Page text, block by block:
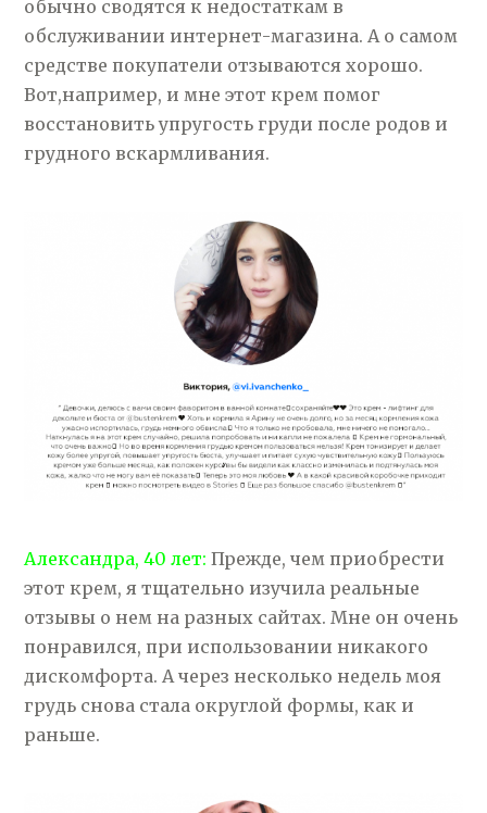
обычно сводятся к недостаткам в
обслуживании интернет-магазина. А о самом
средстве покупатели отзываются хорошо.
Вот,например, и мне этот крем помог
восстановить упругость груди после родов и
грудного вскармливания.
Александра, 40 лет: Прежде, чем приобрести
этот крем, я тщательно изучила реальные
отзывы о нем на разных сайтах. Мне он очень
понравился, при использовании никакого
дискомфорта. А через несколько недель моя
грудь снова стала округлой формы, как и
раньше.